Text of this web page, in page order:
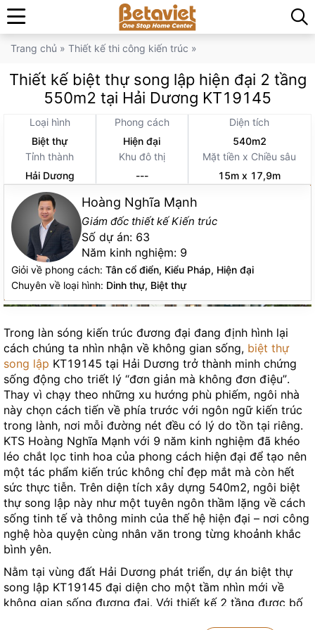
Trang chủ » Thiết kế thi công kiến trúc »
Thiết kế biệt thự song lập hiện đại 2 tầng
550m2 tại Hải Dương KT19145
Loại hình
Biệt thự
Phong cách
Hiện đại
Diện tích
540m2
Tỉnh thành
Hải Dương
Khu đô thị
---
Mặt tiền x Chiều sâu
15m x 17,9m
Hoàng Nghĩa Mạnh
Giám đốc thiết kế Kiến trúc
Số dự án: 63
Năm kinh nghiệm: 9
Giỏi về phong cách: Tân cổ điển, Kiểu Pháp, Hiện đại
Chuyên về loại hình: Dinh thự, Biệt thự
Trong làn sóng kiến trúc đương đại đang định hình lại
cách chúng ta nhìn nhận về không gian sống, biệt thự
song lập KT19145 tại Hải Dương trở thành minh chứng
sống động cho triết lý “đơn giản mà không đơn điệu”.
Thay vì chạy theo những xu hướng phù phiếm, ngôi nhà
này chọn cách tiến về phía trước với ngôn ngữ kiến trúc
trong lành, nơi mỗi đường nét đều có lý do tồn tại riêng.
KTS Hoàng Nghĩa Mạnh với 9 năm kinh nghiệm đã khéo
léo chắt lọc tinh hoa của phong cách hiện đại để tạo nên
một tác phẩm kiến trúc không chỉ đẹp mắt mà còn hết
sức thực tiễn. Trên diện tích xây dựng 540m2, ngôi biệt
thự song lập này như một tuyên ngôn thầm lặng về cách
sống tinh tế và thông minh của thế hệ hiện đại – nơi công
nghệ hòa quyện cùng nhân văn trong từng khoảnh khắc
bình yên.
Nằm tại vùng đất Hải Dương phát triển, dự án biệt thự
song lập KT19145 đại diện cho một tầm nhìn mới về
không gian sống đương đại. Với thiết kế 2 tầng được bố